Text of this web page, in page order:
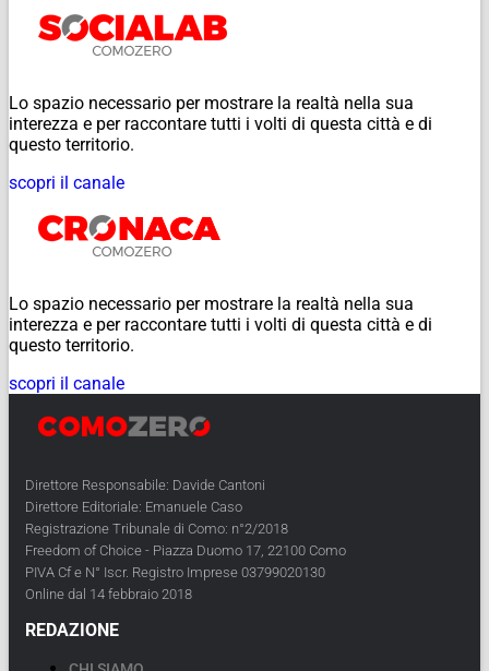
Lo spazio necessario per mostrare la realtà nella sua
interezza e per raccontare tutti i volti di questa città e di
questo territorio.
scopri il canale
Lo spazio necessario per mostrare la realtà nella sua
interezza e per raccontare tutti i volti di questa città e di
questo territorio.
scopri il canale
Direttore Responsabile: Davide Cantoni
Direttore Editoriale: Emanuele Caso
Registrazione Tribunale di Como: n°2/2018
Freedom of Choice - Piazza Duomo 17, 22100 Como
PIVA Cf e N° Iscr. Registro Imprese 03799020130
Online dal 14 febbraio 2018
REDAZIONE